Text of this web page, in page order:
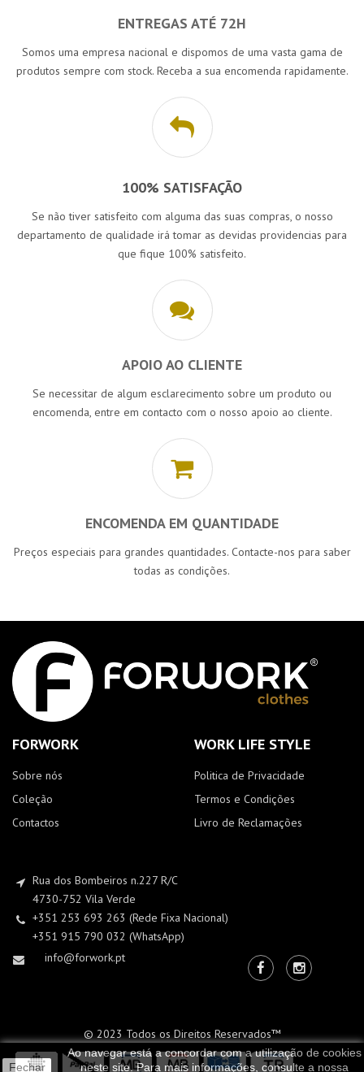
ENTREGAS ATÉ 72H
Somos uma empresa nacional e dispomos de uma vasta gama de
produtos sempre com stock. Receba a sua encomenda rapidamente.
100% SATISFAÇÃO
Se não tiver satisfeito com alguma das suas compras, o nosso
departamento de qualidade irá tomar as devidas providencias para
que fique 100% satisfeito.
APOIO AO CLIENTE
Se necessitar de algum esclarecimento sobre um produto ou
encomenda, entre em contacto com o nosso apoio ao cliente.
ENCOMENDA EM QUANTIDADE
Preços especiais para grandes quantidades. Contacte-nos para saber
todas as condições.
FORWORK
Sobre nós
Coleção
Contactos
WORK LIFE STYLE
Politica de Privacidade
Termos e Condições
Livro de Reclamações
Rua dos Bombeiros n.227 R/C
4730-752 Vila Verde
+351 253 693 263 (Rede Fixa Nacional)
+351 915 790 032 (WhatsApp)
info@forwork.pt
Fechar
Ao navegar está a concordar com a utilização de cookies
neste site. Para mais informações, consulte a nossa
© 2023 Todos os Direitos Reservados™